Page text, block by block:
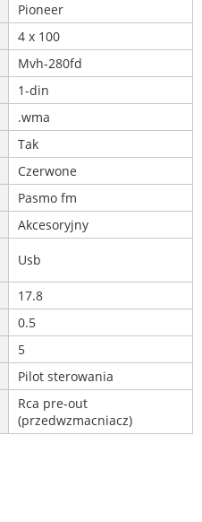
Pioneer
4 x 100
Mvh-280fd
1-din
.wma
Tak
Czerwone
Pasmo fm
Akcesoryjny
Usb
17.8
0.5
5
Pilot sterowania
Rca pre-out
(przedwzmacniacz)